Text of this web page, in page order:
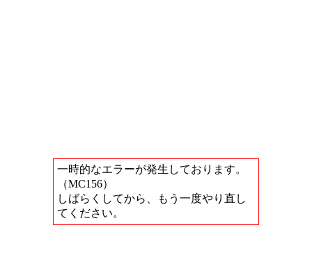
一時的なエラーが発生しております。
（MC156）
しばらくしてから、もう一度やり直し
てください。